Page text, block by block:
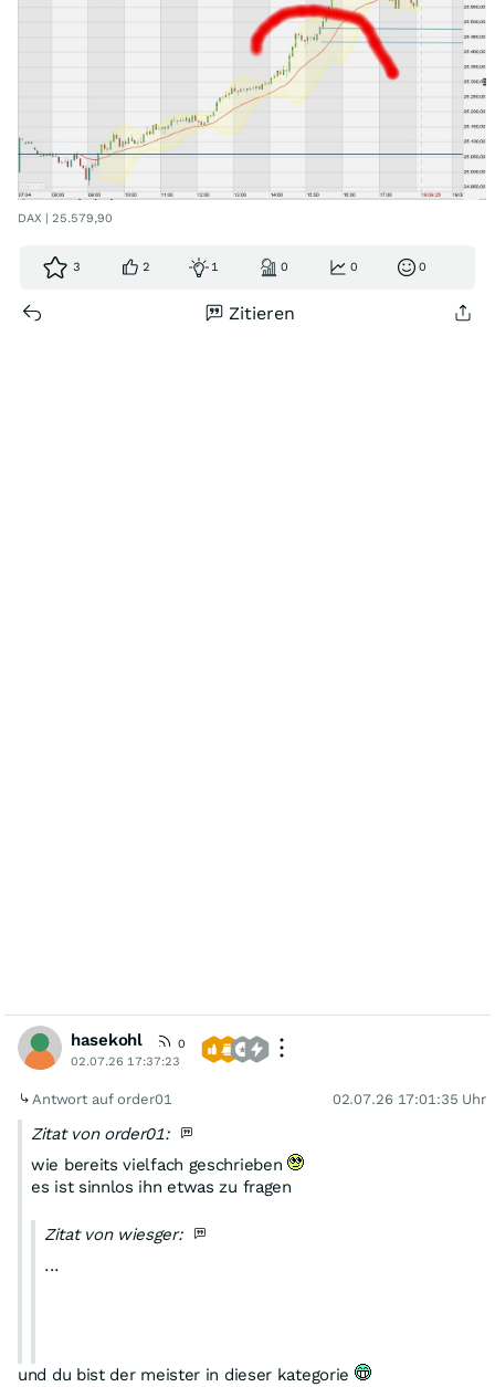
DAX | 25.579,90
3 2 1 0 0 0
Zitieren
hasekohl
0
02.07.26 17:37:23
Antwort auf order01 02.07.26 17:01:35 Uhr
Zitat von order01:
wie bereits vielfach geschrieben
es ist sinnlos ihn etwas zu fragen
Zitat von wiesger:
...
und du bist der meister in dieser kategorie